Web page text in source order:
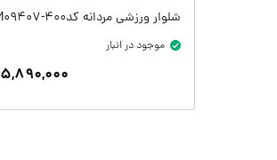
شلوار ورزشی مردانه کدM09407-400
موجود در انبار
۵,۸۹۰,۰۰۰